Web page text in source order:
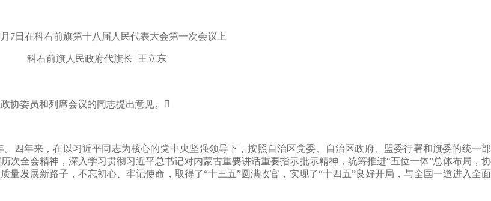
7日在科右前旗第十八届人民代表大会第一次会议上
科右前旗人民政府代旗长 王立东
委员和列席会议的同志提出意见。
年来，在以习近平同志为核心的党中央坚强领导下，按照自治区党委、自治区政府、盟委行署和旗委的统一部
次全会精神，深入学习贯彻习近平总书记对内蒙古重要讲话重要指示批示精神，统筹推进“五位一体”总体布局，协
量发展新路子，不忘初心、牢记使命，取得了“十三五”圆满收官，实现了“十四五”良好开局，与全国一道进入全面